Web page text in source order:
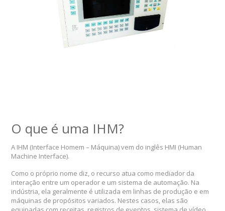
O que é uma IHM?
A IHM (Interface Homem – Máquina) vem do inglês HMI (Human
Machine Interface).
Como o próprio nome diz, o recurso atua como mediador da
interação entre um operador e um sistema de automação. Na
indústria, ela geralmente é utilizada em linhas de produção e em
máquinas de propósitos variados. Nestes casos, elas são